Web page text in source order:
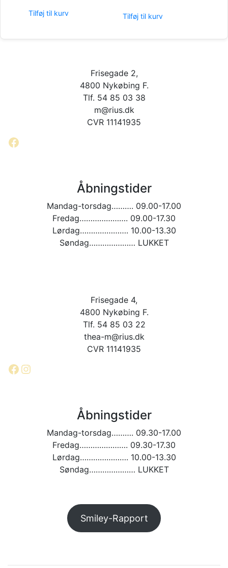
Tilføj til kurv
pris
Tilføj til kurv
Frisegade 2,
4800 Nykøbing F.
Tlf. 54 85 03 38
m@rius.dk
CVR 11141935
Facebook
Åbningstider
Mandag-torsdag………. 09.00-17.00
Fredag…………………. 09.00-17.30
Lørdag…………………. 10.00-13.30
Søndag………………… LUKKET
Frisegade 4,
4800 Nykøbing F.
Tlf. 54 85 03 22
thea-m@rius.dk
CVR 11141935
Facebook
Instagram
Åbningstider
Mandag-torsdag………. 09.30-17.00
Fredag…………………. 09.30-17.30
Lørdag…………………. 10.00-13.30
Søndag………………… LUKKET
Smiley-Rapport